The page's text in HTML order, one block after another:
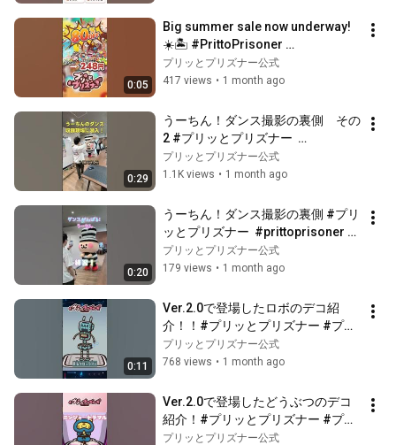
0:05
Big summer sale now underway!
☀️🏝️ #PrittoPrisoner
#prittoprisoner #PurittoPrisoner
#shorts #steam
プリッとプリズナー公式
417 views • 1 month ago
0:29
うーちん！ダンス撮影の裏側　その
2 #プリッとプリズナー
#prittoprisoner #普力多普力茲納
#shorts #switch2 #sixtones #カ
プリッとプリズナー公式
1.1K views • 1 month ago
0:20
うーちん！ダンス撮影の裏側 #プリ
ッとプリズナー  #prittoprisoner #
普力多普力茲納 #shorts #switch2
#sixtones #カリスマックス
プリッとプリズナー公式
179 views • 1 month ago
0:11
Ver.2.0で登場したロボのデコ紹
介！！#プリッとプリズナー #プリ
ッとプリズナー  #prittoprisoner #
普力多普力茲納 #shorts #switch2
プリッとプリズナー公式
768 views • 1 month ago
Ver.2.0で登場したどうぶつのデコ
紹介！#プリッとプリズナー #プリ
ッとプリズナー  #prittoprisoner #
プリッとプリズナー公式